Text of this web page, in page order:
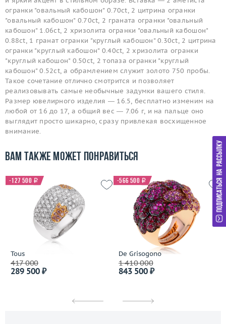
огранки "овальный кабошон" 0.70ct, 2 цитрина огранки
"овальный кабошон" 0.70ct, 2 граната огранки "овальный
кабошон" 1.06ct, 2 хризолита огранки "овальный кабошон"
0.88ct, 1 гранат огранки "круглый кабошон" 0.30ct, 2 цитрина
огранки "круглый кабошон" 0.40ct, 2 хризолита огранки
"круглый кабошон" 0.50ct, 2 топаза огранки "круглый
кабошон" 0.52ct, а обрамлением служит золото 750 пробы.
Такое сочетание отлично смотрится и позволяет
реализовывать самые необычные задумки вашего стиля.
Размер ювелирного изделия — 16.5, бесплатно изменим на
любой от 16 до 17, а общий вес — 7.06 г, и на пальце оно
выглядит просто шикарно, сразу привлекая восхищенное
внимание.
Вам также может понравиться
Tous
417 000
289 500 ₽
-127 500 i
De Grisogono
1 410 000
843 500 ₽
-566 500 i